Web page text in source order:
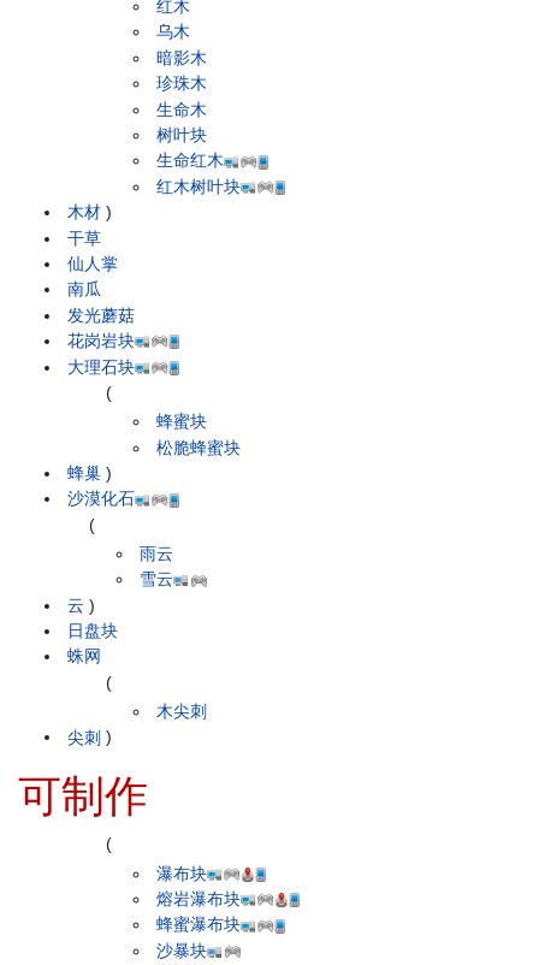
木材
红木
乌木
暗影木
珍珠木
生命木
树叶块
生命红木
红木树叶块
)
干草
仙人掌
南瓜
发光蘑菇
花岗岩块
大理石块
蜂巢
(
蜂蜜块
松脆蜂蜜块
)
沙漠化石
云
(
雨云
雪云
)
日盘块
蛛网
尖刺
(
木尖刺
)
可制作
(
瀑布块
熔岩瀑布块
蜂蜜瀑布块
沙暴块